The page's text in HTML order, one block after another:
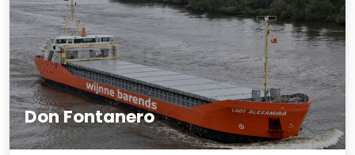
Don Fontanero